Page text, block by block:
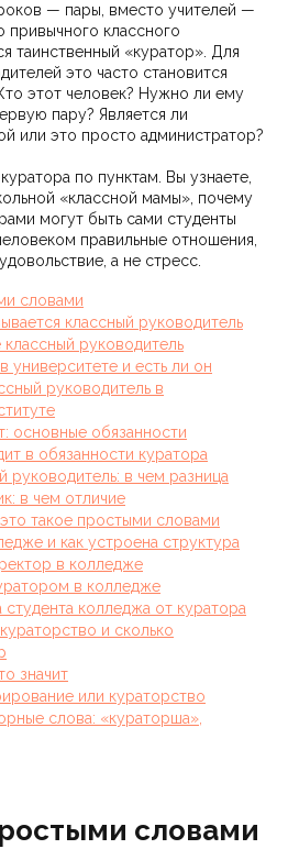
— пары, вместо учителей —
привычного классного
таинственный «куратор». Для
это часто становится
этот человек? Нужно ли ему
пару? Является ли
или это просто администратор?
по пунктам. Вы узнаете,
«классной мамы», почему
могут быть сами студенты
правильные отношения,
а не стресс.
словами
классный руководитель
руководитель
университете и есть ли он
руководитель в
основные обязанности
в обязанности куратора
руководитель: в чем разница
в чем отличие
такое простыми словами
и как устроена структура
в колледже
в колледже
студента колледжа от куратора
и сколько
значит
или кураторство
слова: «кураторша»,
словами